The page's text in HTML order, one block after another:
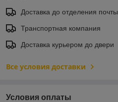
Доставка до отделения почты
Транспортная компания
Доставка курьером до двери
Все условия доставки
Условия оплаты